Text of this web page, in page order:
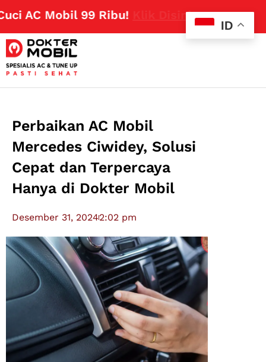
Mobil 99 Ribu!Klik Disini
Perbaikan AC Mobil
Mercedes Ciwidey, Solusi
Cepat dan Terpercaya
Hanya di Dokter Mobil
Desember 31, 20242:02 pm
ID